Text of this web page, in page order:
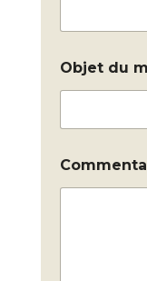
Objet du